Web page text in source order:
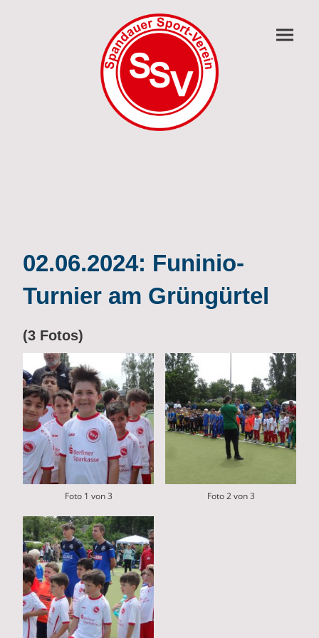
02.06.2024: Funinio-
Turnier am Grüngürtel
(3 Fotos)
Foto 1 von 3 Foto 2 von 3